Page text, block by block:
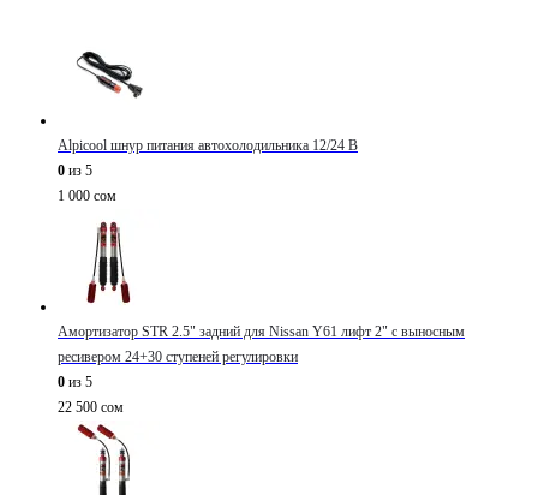
Alpicool шнур питания автохолодильника 12/24 В
0 из 5
1 000 сом
Амортизатор STR 2.5" задний для Nissan Y61 лифт 2" с выносным
ресивером 24+30 ступеней регулировки
0 из 5
22 500 сом